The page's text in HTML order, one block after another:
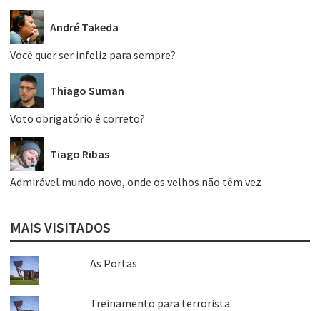
André Takeda
Você quer ser infeliz para sempre?
Thiago Suman
Voto obrigatório é correto?
Tiago Ribas
Admirável mundo novo, onde os velhos não têm vez
MAIS VISITADOS
As Portas
Treinamento para terrorista